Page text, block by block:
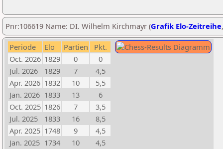
Pnr:106619 Name: DI. Wilhelm Kirchmayr (Grafik Elo-Zeitreihe
Periode Elo Partien
Pkt.
Oct. 2026 1829 0
0
Jul. 2026
1829 7
4,5
Apr. 2026 1832 10
5,5
Jan. 2026 1833 13
6
Oct. 2025 1826 7
3,5
Jul. 2025
1833 16
8,5
Apr. 2025 1748 9
4,5
Jan. 2025 1734 10
4,5